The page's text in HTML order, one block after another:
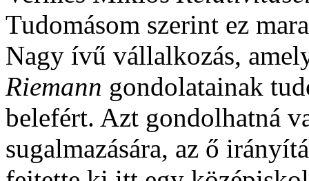
Tudomásom szerint ez
Nagy ívű vállalkozás,
Riemann gondolatainak
belefért. Azt gondolhatná
sugalmazására, az ő